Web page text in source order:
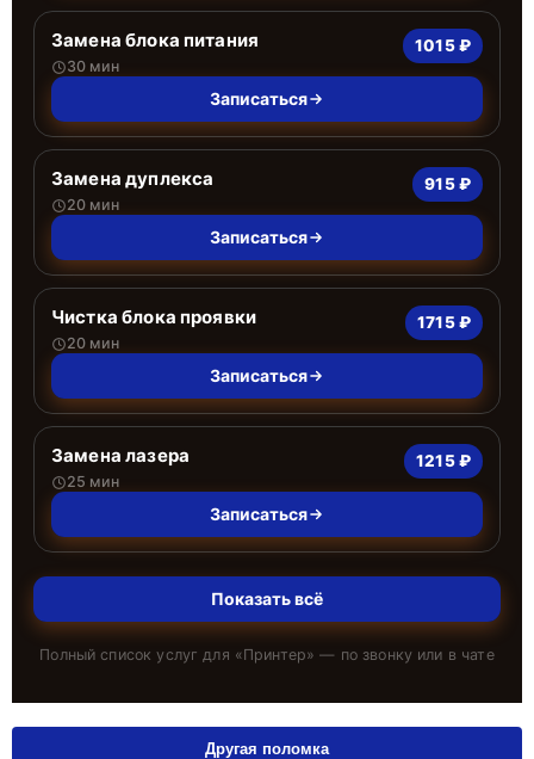
Замена блока питания
30 мин
1015 ₽
Записаться
Замена дуплекса
20 мин
915 ₽
Записаться
Чистка блока проявки
20 мин
1715 ₽
Записаться
Замена лазера
25 мин
1215 ₽
Записаться
Показать всё
Полный список услуг для «Принтер» — по звонку или в чате
Другая поломка